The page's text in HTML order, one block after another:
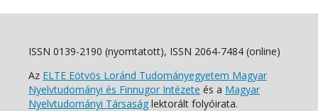
ISSN 0139-2190 (nyomtatott), ISSN 2064-7484 (online)
Az ELTE Eötvös Loránd Tudományegyetem Magyar
Nyelvtudományi és Finnugor Intézete és a Magyar
Nyelvtudományi Társaság lektorált folyóirata.